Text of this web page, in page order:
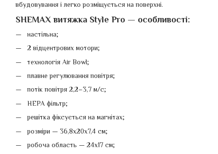
вбудовування і легко розміщується на поверхні.
SHEMAX витяжка Style Pro — особливості:
настільна;
2 відцентрових мотори;
технологія Air Bowl;
плавне регулювання повітря;
потік повітря 2,2–3,7 м/с;
HEPA фільтр;
решітка фіксується на магнітах;
розміри — 36,8х20х7,4 см;
робоча область — 24х17 см;